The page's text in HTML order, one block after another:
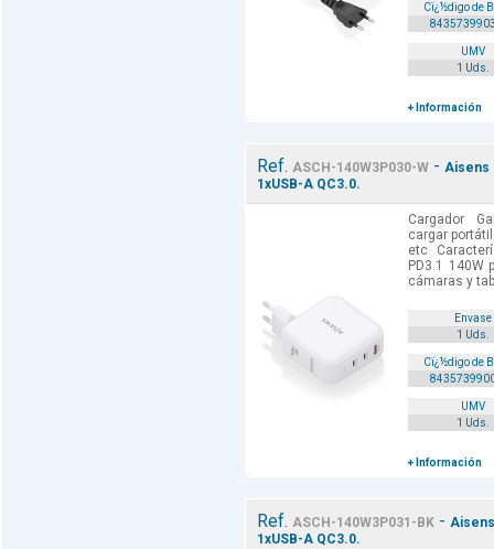
Cï¿½digo de
UMV
1 Uds.
+ Información
Ref. ASCH-140W3P030-W - Aisens
1xUSB-A QC3.0.
Cargador
cargar
etc
PD3.1 140W
cámaras y
Envase
1 Uds.
Cï¿½digo de
UMV
1 Uds.
+ Información
Ref. ASCH-140W3P031-BK -
1xUSB-A QC3.0.